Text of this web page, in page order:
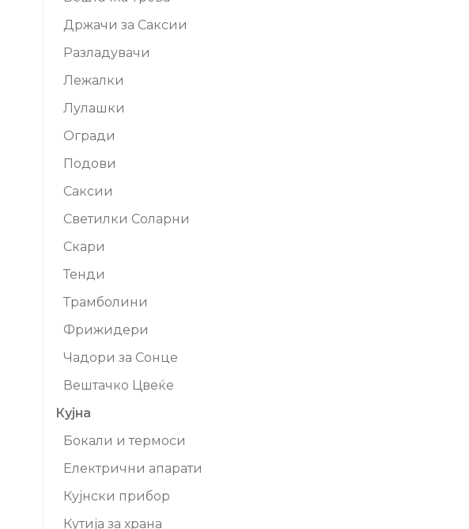
Држачи за Саксии
Разладувачи
Лежалки
Лулашки
Огради
Подови
Саксии
Светилки Соларни
Скари
Тенди
Трамболини
Фрижидери
Чадори за Сонце
Вештачко Цвеќе
Кујна
Бокали и термоси
Електрични апарати
Кујнски прибор
Кутија за храна